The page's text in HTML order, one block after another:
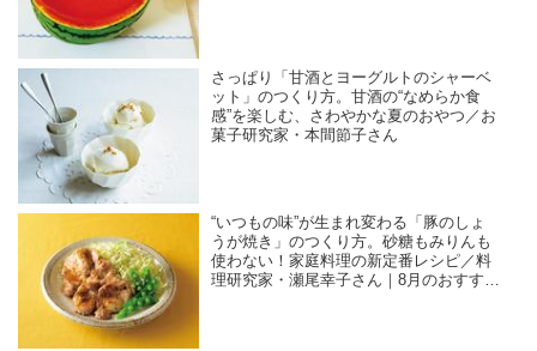
さっぱり「甘酒とヨーグルトのシャーベ
ット」のつくり方。甘酒の“なめらか食
感”を楽しむ、さわやかな夏のおやつ／お
菓子研究家・本間節子さん
“いつもの味”が生まれ変わる「豚のしょ
うが焼き」のつくり方。砂糖もみりんも
使わない！家庭料理の新定番レシピ／料
理研究家・瀬尾幸子さん｜8月のおすすめ